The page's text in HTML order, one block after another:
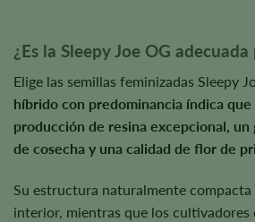
¿Es la Sleepy Joe OG
Elige las semillas feminizadas Sleepy
híbrido con predominancia índica que
producción de resina excepcional,
de cosecha y una calidad de flor de
Su estructura naturalmente
interior, mientras que los cultivadores